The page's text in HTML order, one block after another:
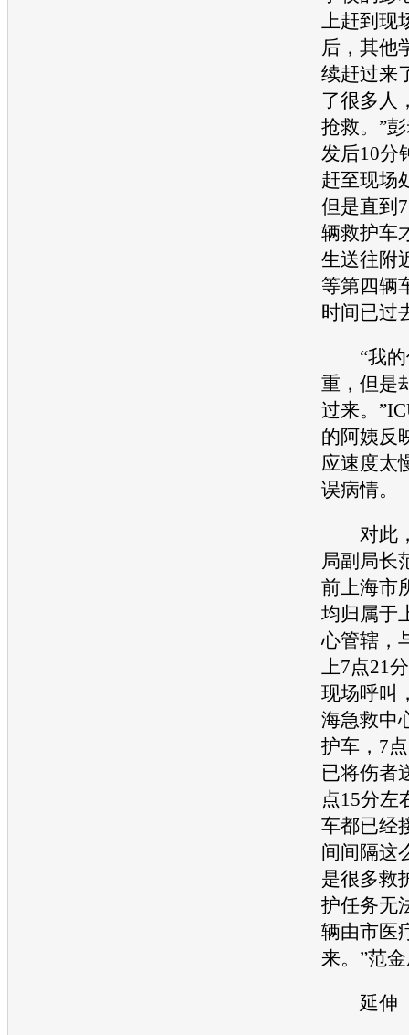
上赶到现
后，其他
续赶过来
了很多人
抢救。”
发后10分
赶至现场
但是直到
辆救护车
生送往附
等第四辆
时间已过
“我的
重，但是
过来。
的阿姨反
应速度太
误病情。
对此，
局副局长
前上海市
均归属于
心管辖，
上7点21
现场呼叫
海急救中
护车，7
已将伤者
点15分左
车都已经
间间隔这
是很多救
护任务无
辆由市医
来。”范
延伸